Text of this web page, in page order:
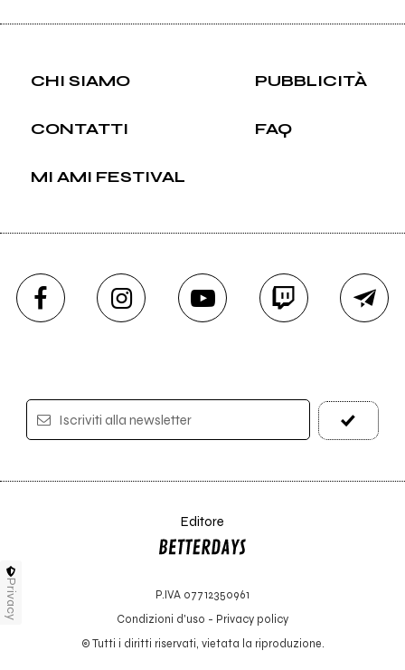
CHI SIAMO PUBBLICITÀ
CONTATTI FAQ
MI AMI FESTIVAL
Iscriviti alla newsletter
Editore
P.IVA 07712350961
Condizioni d'uso - Privacy policy
© Tutti i diritti riservati, vietata la riproduzione.
Privacy